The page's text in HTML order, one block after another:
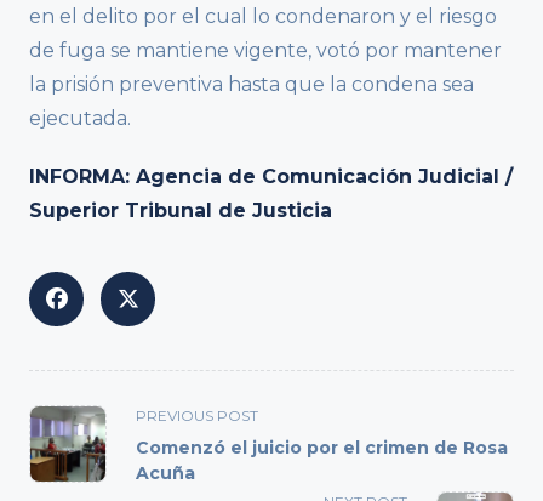
en el delito por el cual lo condenaron y el riesgo
de fuga se mantiene vigente, votó por mantener
la prisión preventiva hasta que la condena sea
ejecutada.
INFORMA: Agencia de Comunicación Judicial /
Superior Tribunal de Justicia
<span
class="nav-
subtitle
PREVIOUS POST
Comenzó el juicio por el crimen de Rosa
Acuña